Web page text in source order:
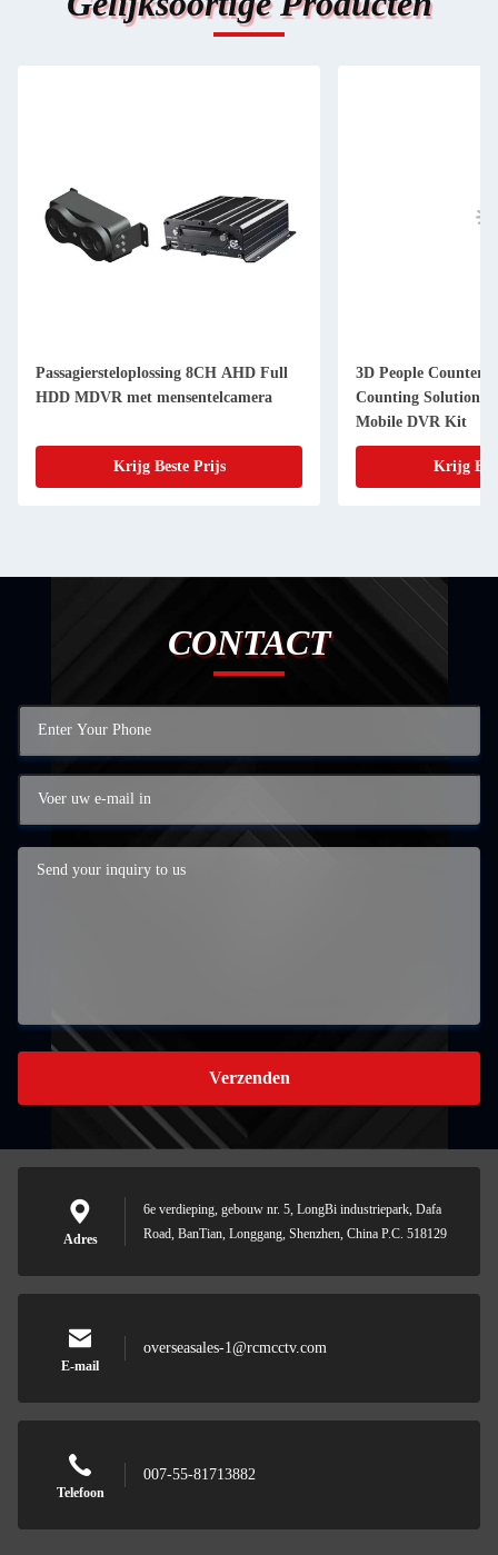
Passagiersteloplossing 8CH AHD Full
HDD MDVR met mensentelcamera
Krijg Beste Prijs
3D People Counter
Counting Solution
Mobile DVR Kit
Krijg
CONTACT
Verzenden
Adres
6e verdieping, gebouw nr. 5, LongBi industriepark, Dafa
Road, BanTian, Longgang, Shenzhen, China P.C. 518129
E-mail
overseasales-1@rcmcctv.com
Telefoon
007-55-81713882